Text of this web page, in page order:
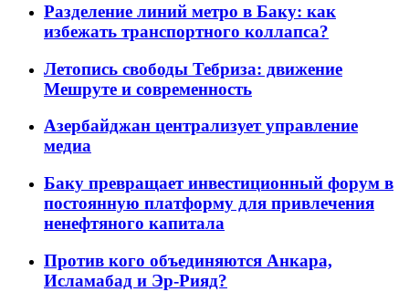
Разделение линий метро в Баку: как
избежать транспортного коллапса?
Летопись свободы Тебриза: движение
Мешруте и современность
Азербайджан централизует управление
медиа
Баку превращает инвестиционный форум в
постоянную платформу для привлечения
ненефтяного капитала
Против кого объединяются Анкара,
Исламабад и Эр-Рияд?